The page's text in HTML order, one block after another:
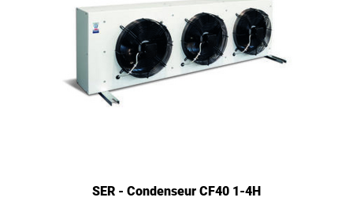
SER - Condenseur CF40 1-4H